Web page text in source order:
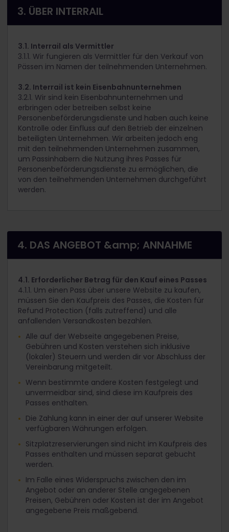
3. ÜBER INTERRAIL
3.1. Interrail als Vermittler
3.1.1. Wir fungieren als Vermittler für den Verkauf von
Pässen im Namen der teilnehmenden Unternehmen.
3.2. Interrail ist kein Eisenbahnunternehmen
3.2.1. Wir sind kein Eisenbahnunternehmen und
erbringen oder betreiben selbst keine
Personenbeförderungsdienste und haben auch keine
Kontrolle oder Einfluss auf den Betrieb der einzelnen
beteiligten Unternehmen. Wir arbeiten jedoch eng
mit den teilnehmenden Unternehmen zusammen,
um Passinhabern die Nutzung ihres Passes für
Personenbeförderungsdienste zu ermöglichen, die
von den teilnehmenden Unternehmen durchgeführt
werden.
4. DAS ANGEBOT &amp; ANNAHME
4.1. Erforderlicher Betrag für den Kauf eines Passes
4.1.1. Um einen Pass über unsere Website zu kaufen,
müssen Sie den Kaufpreis des Passes, die Kosten für
Refund Protection (falls zutreffend) und alle
anfallenden Versandkosten bezahlen.
Alle auf der Webseite angegebenen Preise,
Gebühren und Kosten verstehen sich inklusive
(lokaler) Steuern und werden dir vor Abschluss der
Vereinbarung mitgeteilt.
Wenn bestimmte andere Kosten festgelegt und
unvermeidbar sind, sind diese im Kaufpreis des
Passes enthalten.
Die Zahlung kann in einer der auf unserer Website
verfügbaren Währungen erfolgen.
Sitzplatzreservierungen sind nicht im Kaufpreis des
Passes enthalten und müssen separat gebucht
werden.
Im Falle eines Widerspruchs zwischen den im
Angebot oder an anderer Stelle angegebenen
Preisen, Gebühren oder Kosten ist der im Angebot
angegebene Preis maßgebend.